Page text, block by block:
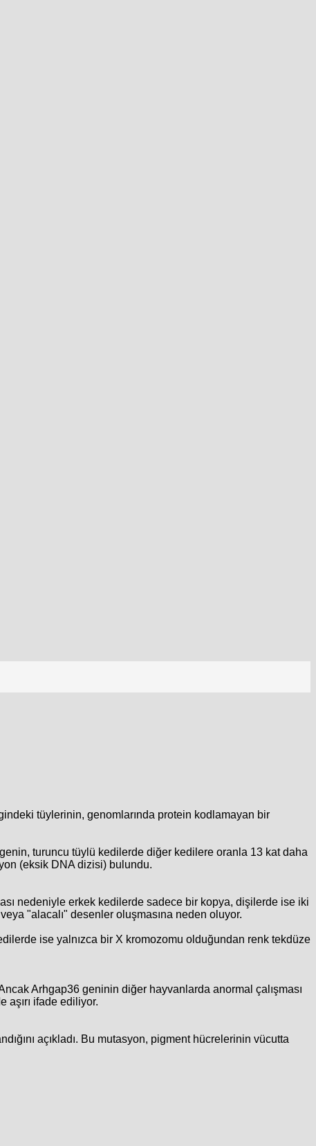
tüylerinin, genomlarında protein kodlamayan bir
turuncu tüylü kedilerde diğer kedilere oranla 13 kat daha
(eksik DNA dizisi) bulundu.
nedeniyle erkek kedilerde sadece bir kopya, dişilerde ise iki
"alacalı" desenler oluşmasına neden oluyor.
ise yalnızca bir X kromozomu olduğundan renk tekdüze
Arhgap36 geninin diğer hayvanlarda anormal çalışması
ifade ediliyor.
açıkladı. Bu mutasyon, pigment hücrelerinin vücutta